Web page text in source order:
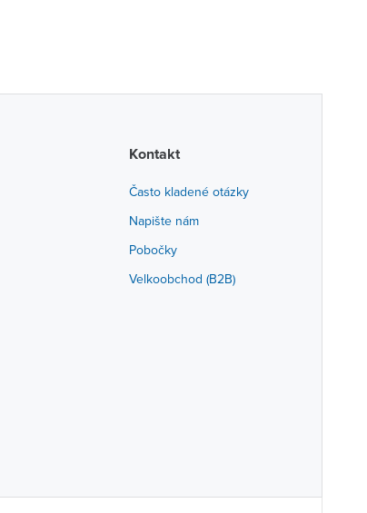
Kontakt
Často kladené otázky
Napište nám
Pobočky
Velkoobchod (B2B)